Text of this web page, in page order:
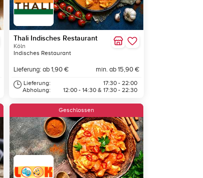
Thali Indisches Restaurant
Köln
Indisches Restaurant
Lieferung: ab 1,90 € min. ab 15,90 €
Lieferung:
Abholung:
17:30 - 22:00
12:00 - 14:30 & 17:30 - 22:30
Geschlossen